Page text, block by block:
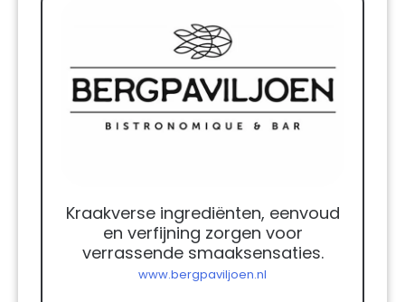
Kraakverse ingrediënten, eenvoud
en verfijning zorgen voor
verrassende smaaksensaties.
www.bergpaviljoen.nl